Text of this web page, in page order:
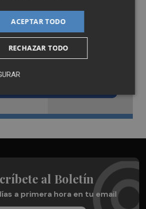
toda la actualidad de
Plaza en tu correo
al Boletín
a primera hora en tu email
ACEPTAR TODO
RECHAZAR TODO